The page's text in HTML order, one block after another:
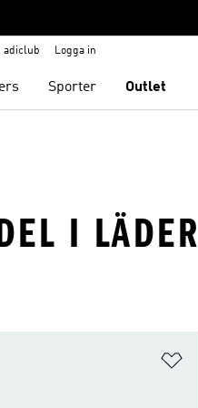
adiclub Logga in
Sporter Outlet
I LÄDER